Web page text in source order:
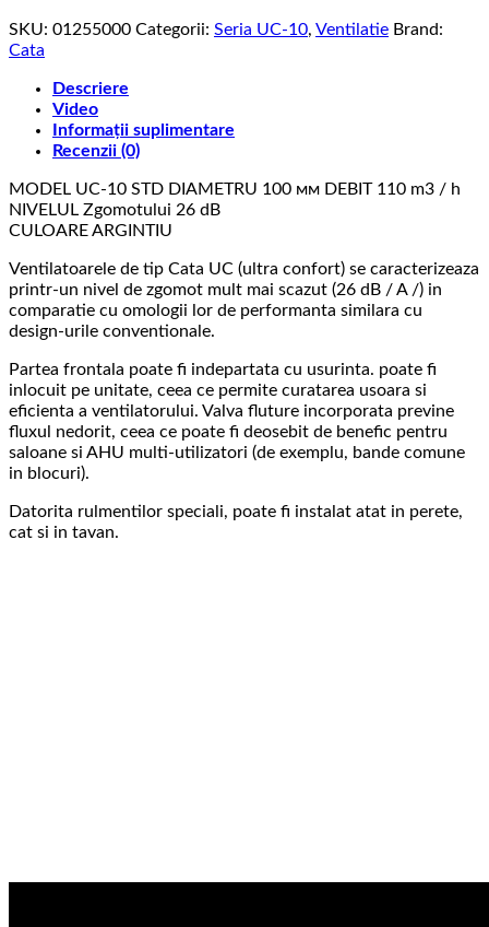
8w,
110m3/h,
clapeta
anti-
retur,
standard
SKU: 01255000 Categorii: Seria UC-10, Ventilatie Brand:
Cata
Descriere
Video
Informații suplimentare
Recenzii (0)
MODEL UC-10 STD DIAMETRU 100 мм DEBIT 110 m3 / h
NIVELUL Zgomotului 26 dB
CULOARE ARGINTIU
Ventilatoarele de tip Cata UC (ultra confort) se caracterizeaza
printr-un nivel de zgomot mult mai scazut (26 dB / A /) in
comparatie cu omologii lor de performanta similara cu
design-urile conventionale.
Partea frontala poate fi indepartata cu usurinta. poate fi
inlocuit pe unitate, ceea ce permite curatarea usoara si
eficienta a ventilatorului. Valva fluture incorporata previne
fluxul nedorit, ceea ce poate fi deosebit de benefic pentru
saloane si AHU multi-utilizatori (de exemplu, bande comune
in blocuri).
Datorita rulmentilor speciali, poate fi instalat atat in ​​perete,
cat si in tavan.